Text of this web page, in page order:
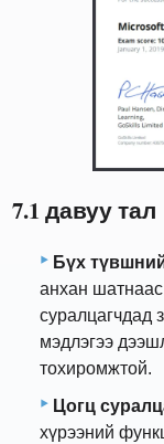
7.1 давуу тал
Бүх
анхан
суралцагчдад
мэдлэгээ
тохиромжтой.
Цогц
хүрээний